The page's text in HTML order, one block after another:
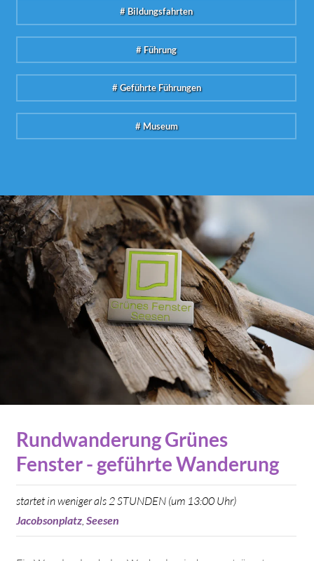
# Bildungsfahrten
# Führung
# Geführte Führungen
# Museum
Rundwanderung Grünes
Fenster - geführte Wanderung
startet in weniger als 2 STUNDEN (um 13:00 Uhr)
Jacobsonplatz Seesen